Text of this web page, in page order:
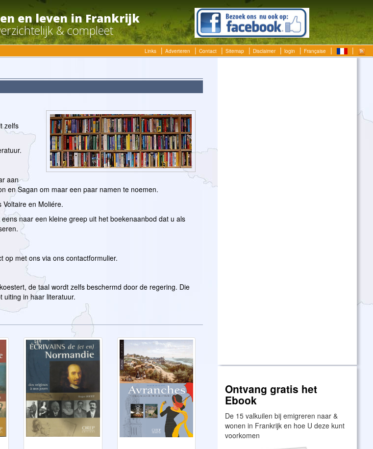
en leven in Frankrijk
& compleet
Links Adverteren Contact Sitemap Disclaimer login Française
zelfs
aan
en Sagan om maar een paar namen te noemen.
en Moliére.
naar een kleine greep uit het boekenaanbod dat u als
op met ons via ons contactformulier.
de taal wordt zelfs beschermd door de regering. Die
uiting in haar literatuur.
Ontvang gratis het
Ebook
De 15 valkuilen bij emigreren naar &
wonen in Frankrijk en hoe U deze kunt
voorkomen